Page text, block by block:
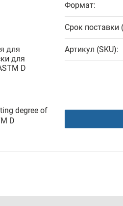
для
для
D
degree of
D
Формат:
Срок поставки
Артикул (SKU):